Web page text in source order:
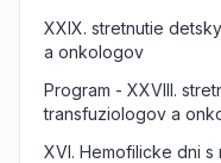
XXIX. stretnutie
a onkologov
Program - XXVIII.
transfuziologov a
XVI. Hemofilicke dni